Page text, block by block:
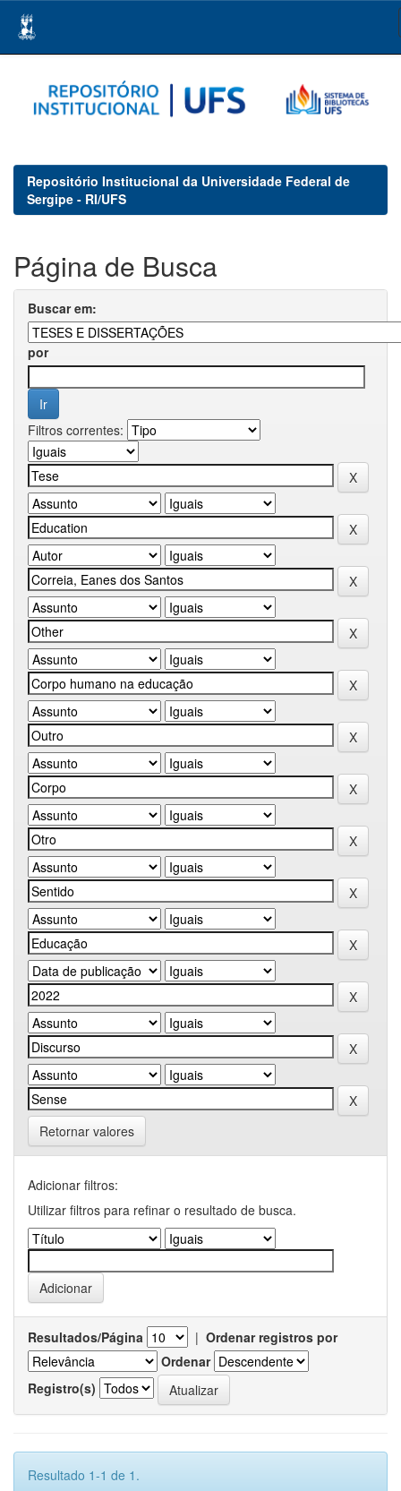
navigation
Repositório Institucional da Universidade Federal de
Sergipe - RI/UFS
Página de Busca
Buscar em:
por
Filtros correntes:
Retornar valores
Adicionar filtros:
Utilizar filtros para refinar o resultado de busca.
Resultados/Página | Ordenar registros por
Ordenar
Registro(s)
Resultado 1-1 de 1.